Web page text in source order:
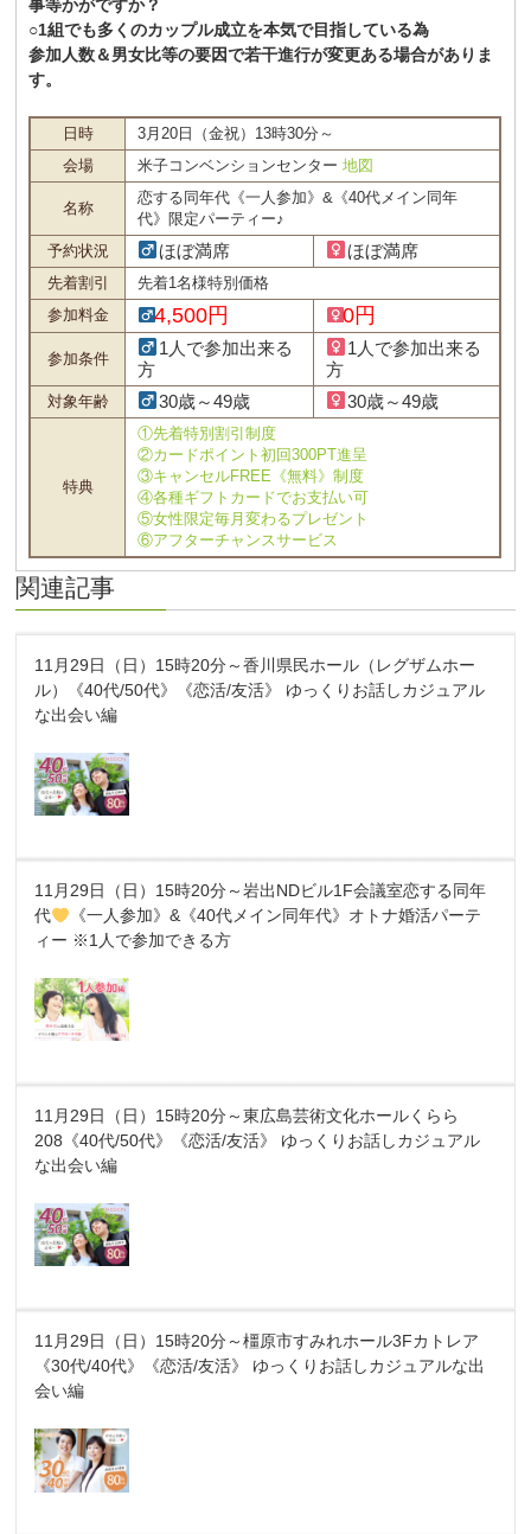
事等かがですか？
○1組でも多くのカップル成立を本気で目指している為
参加人数＆男女比等の要因で若干進行が変更ある場合がありま
す。
日時
3月20日（金祝）13時30分～
会場
米子コンベンションセンター地図
名称
恋する同年代《一人参加》&《40代メイン同年
代》限定パーティー♪
予約状況
ほぼ満席 ほぼ満席
先着割引
先着1名様特別価格
参加料金
4,500円 0円
参加条件
1人で参加出来る
方
1人で参加出来る
方
対象年齢 30歳～49歳 30歳～49歳
特典
①先着特別割引制度
②カードポイント初回300PT進呈
③キャンセルFREE《無料》制度
④各種ギフトカードでお支払い可
⑤女性限定毎月変わるプレゼント
⑥アフターチャンスサービス
関連記事
11月29日（日）15時20分～香川県民ホール（レグザムホー
ル）《40代/50代》《恋活/友活》 ゆっくりお話しカジュアル
な出会い編
11月29日（日）15時20分～岩出NDビル1F会議室恋する同年
代
《一人参加》&《40代メイン同年代》オトナ婚活パーテ
ィー ※1人で参加できる方
11月29日（日）15時20分～東広島芸術文化ホールくらら
208《40代/50代》《恋活/友活》 ゆっくりお話しカジュアル
な出会い編
11月29日（日）15時20分～橿原市すみれホール3Fカトレア
《30代/40代》《恋活/友活》 ゆっくりお話しカジュアルな出
会い編